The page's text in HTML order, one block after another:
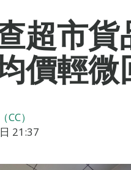
超市貨
價輕微
）
21:37